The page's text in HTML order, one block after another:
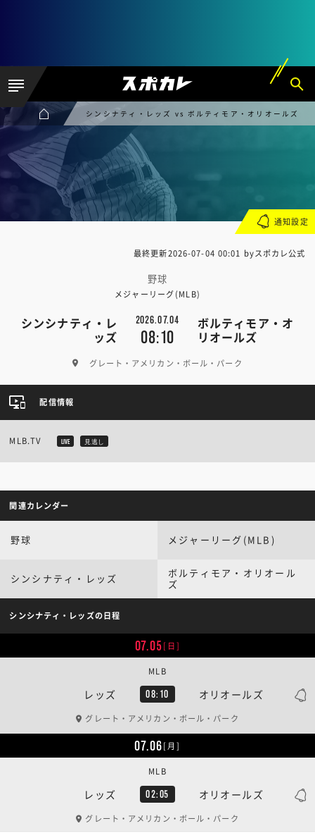
シンシナティ・レッズ vs ボルティモア・オリオールズ
最終更新2026-07-04 00:01 byスポカレ公式
野球
メジャーリーグ(MLB)
シンシナティ・レ
ッズ
2026.07.04
08:10
ボルティモア・オ
リオールズ
グレート・アメリカン・ボール・パーク
通知設定
配信情報
MLB.TV LIVE 見逃し
関連カレンダー
野球 メジャーリーグ(MLB)
シンシナティ・レッズ
ボルティモア・オリオール
ズ
シンシナティ・レッズの日程
07.05[日]
レッズ 08:10 オリオールズ
MLB
グレート・アメリカン・ボール・パーク
07.06[月]
レッズ 02:05 オリオールズ
MLB
グレート・アメリカン・ボール・パーク